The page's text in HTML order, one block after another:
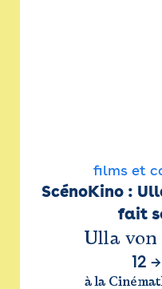
films et
ScénoKino :
fait
Ulla von
12 →
à la